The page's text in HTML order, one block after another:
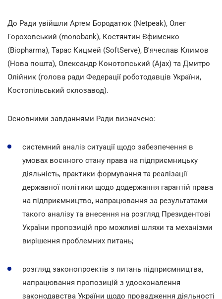
До Ради увійшли Артем Бородатюк (Netpeak), Олег
Гороховський (monobank), Костянтин Єфименко
(Biopharma), Тарас Кицмей (SoftServe), В'ячеслав Климов
(Нова пошта), Олександр Конотопський (Ajax) та Дмитро
Олійник (голова ради Федерації роботодавців України,
Костопільський склозавод).
Основними завданнями Ради визначено:
системний аналіз ситуації щодо забезпечення в
умовах воєнного стану права на підприємницьку
діяльність, практики формування та реалізації
державної політики щодо додержання гарантій права
на підприємництво, напрацювання за результатами
такого аналізу та внесення на розгляд Президентові
України пропозицій про можливі шляхи та механізми
вирішення проблемних питань;
розгляд законопроектів з питань підприємництва,
напрацювання пропозицій з удосконалення
законодавства України щодо провадження діяльності